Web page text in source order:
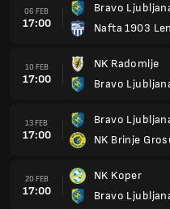
06 FEB
17:00
Bravo
Nafta 1903
10 FEB
17:00
NK Radomlje
Bravo
13 FEB
17:00
Bravo
NK Brinje
20 FEB
17:00
NK Koper
Bravo